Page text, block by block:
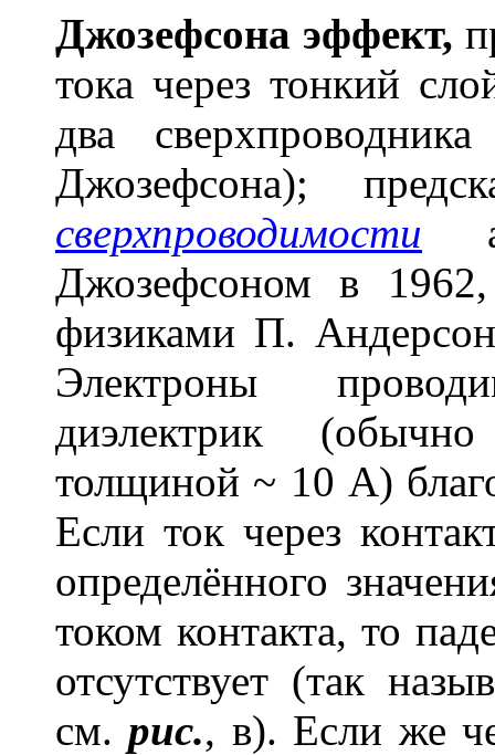
Джозефсона эффект,
тока через тонкий
два
Джозефсона);
сверхпроводимости
Джозефсоном в 1962,
физиками П.
Электроны
диэлектрик
толщиной ~ 10 А)
Если ток через
определённого
током контакта, то
отсутствует (так
см. рис., в). Если же